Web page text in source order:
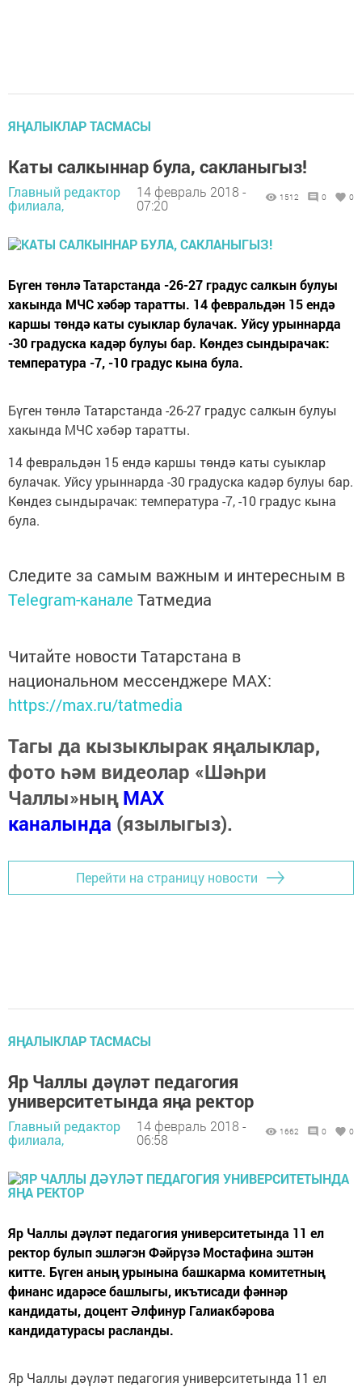
ЯҢАЛЫКЛАР ТАСМАСЫ
Каты салкыннар була, сакланыгыз!
Главный редактор
филиала,
14 февраль 2018 -
07:20
1512 0 0
Бүген төнлә Татарстанда -26-27 градус салкын булуы
хакында МЧС хәбәр таратты. 14 февральдән 15 ендә
каршы төндә каты суыклар булачак. Уйсу урыннарда
-30 градуска кадәр булуы бар. Көндез сындырачак:
температура -7, -10 градус кына була.
Бүген төнлә Татарстанда -26-27 градус салкын булуы
хакында МЧС хәбәр таратты.
14 февральдән 15 ендә каршы төндә каты суыклар
булачак. Уйсу урыннарда -30 градуска кадәр булуы бар.
Көндез сындырачак: температура -7, -10 градус кына
була.
Следите за самым важным и интересным в
Telegram-канале Татмедиа
Читайте новости Татарстана в
национальном мессенджере MАХ:
https://max.ru/tatmedia
Тагы да кызыклырак яңалыклар,
фото һәм видеолар «Шәһри
Чаллы»ныңMAX
каналында (язылыгыз).
Перейти на страницу новости
ЯҢАЛЫКЛАР ТАСМАСЫ
Яр Чаллы дәүләт педагогия
университетында яңа ректор
Главный редактор
филиала,
14 февраль 2018 -
06:58
1662 0 0
Яр Чаллы дәүләт педагогия университетында 11 ел
ректор булып эшләгэн Фәйрүзә Мостафина эштән
китте. Бүген аның урынына башкарма комитетның
финанс идарәсе башлыгы, икътисади фәннәр
кандидаты, доцент Әлфинур Галиакбәрова
кандидатурасы расланды.
Яр Чаллы дәүләт педагогия университетында 11 ел